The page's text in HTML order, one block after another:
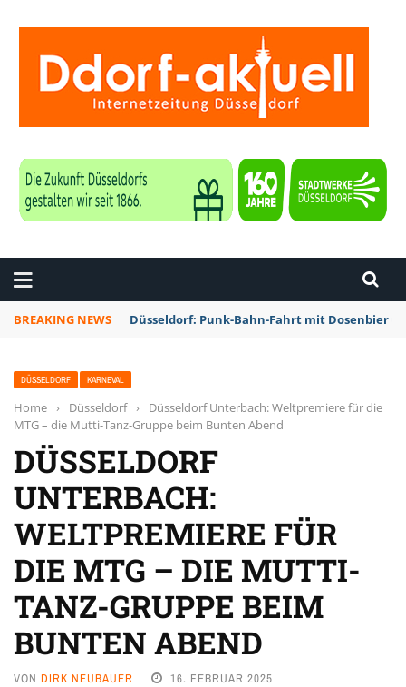
BREAKING NEWS Düsseldorf: Punk-Bahn-Fahrt mit Dosenbier
DÜSSELDORF KARNEVAL
Home › Düsseldorf ›
Düsseldorf Unterbach: Weltpremiere für die
MTG – die Mutti-Tanz-Gruppe beim Bunten Abend
DÜSSELDORF
UNTERBACH:
WELTPREMIERE FÜR
DIE MTG – DIE MUTTI-
TANZ-GRUPPE BEIM
BUNTEN ABEND
VON DIRK NEUBAUER 16. FEBRUAR 2025